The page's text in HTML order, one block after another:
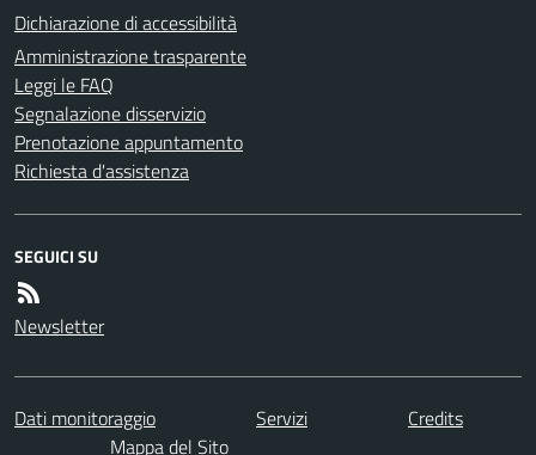
Dichiarazione di accessibilità
Amministrazione trasparente
Leggi le FAQ
Segnalazione disservizio
Prenotazione appuntamento
Richiesta d'assistenza
SEGUICI SU
Newsletter
Dati monitoraggio Servizi
Credits
Mappa del Sito